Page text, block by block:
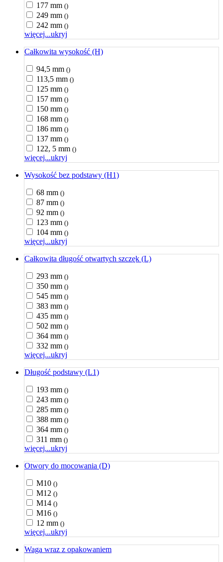
177 mm ()
249 mm ()
242 mm ()
więcej...ukryj
Całkowita wysokość (H)
94,5 mm ()
113,5 mm ()
125 mm ()
157 mm ()
150 mm ()
168 mm ()
186 mm ()
137 mm ()
122, 5 mm ()
więcej...ukryj
Wysokość bez podstawy (H1)
68 mm ()
87 mm ()
92 mm ()
123 mm ()
104 mm ()
więcej...ukryj
Całkowita długość otwartych szczęk (L)
293 mm ()
350 mm ()
545 mm ()
383 mm ()
435 mm ()
502 mm ()
364 mm ()
332 mm ()
więcej...ukryj
Długość podstawy (L1)
193 mm ()
243 mm ()
285 mm ()
388 mm ()
364 mm ()
311 mm ()
więcej...ukryj
Otwory do mocowania (D)
M10 ()
M12 ()
M14 ()
M16 ()
12 mm ()
więcej...ukryj
Waga wraz z opakowaniem